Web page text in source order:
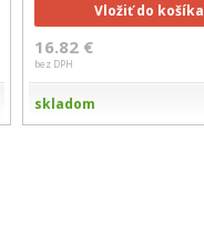
Vložiť do košíka
16.82 €
bez DPH
skladom